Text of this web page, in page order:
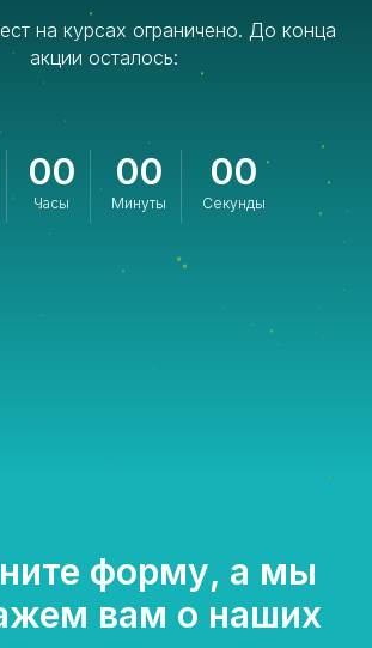
на курсах ограничено. До конца
акции осталось:
00
Часы
00
Минуты
00
Секунды
форму, а мы
вам о наших